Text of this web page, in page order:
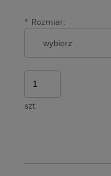
* Rozmiar:
szt.